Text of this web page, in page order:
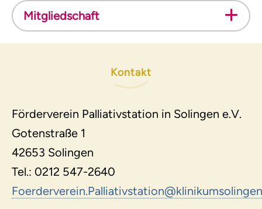
Mitgliedschaft
Kontakt
Förderverein Palliativstation in Solingen e.V.
Gotenstraße 1
42653 Solingen
Tel.: 0212 547-2640
Foerderverein.Palliativstation@